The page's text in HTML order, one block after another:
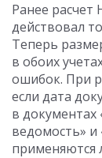
Ранее
действовал
Теперь
в обоих
ошибок. При
если дата
в документах
ведомость»
применяются